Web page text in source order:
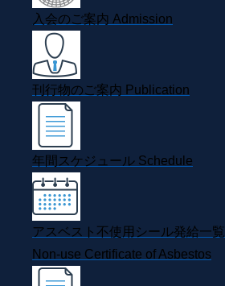
入会のご案内 Admission
刊行物のご案内 Publication
年間スケジュール Schedule
アスベスト不使用シール発給一覧
Non-use Certificate of Asbestos